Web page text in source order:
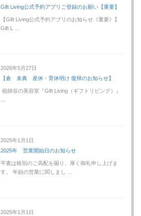
Gift Living公式予約アプリご登録のお願い【重要】
【Gift Living公式予約アプリのお知らせ《重要》】
Gift L …
2026年5月27日
【倉 未典 産休・育休明け 復帰のお知らせ】
祖師谷の美容室『Gift Living（ギフトリビング）』
2025年1月1日
2025年 営業開始日のお知らせ
平素は格別のご高配を賜り、厚く御礼申し上げま
す。 年始の営業に関しまし …
2025年1月1日